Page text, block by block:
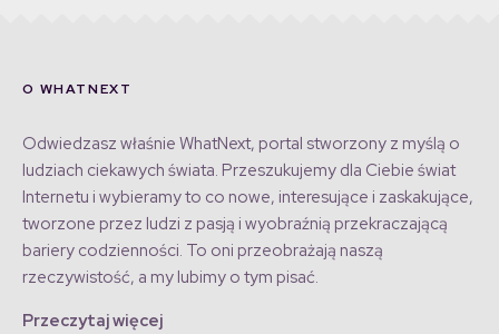
O WHATNEXT
Odwiedzasz właśnie WhatNext, portal stworzony z myślą o
ludziach ciekawych świata. Przeszukujemy dla Ciebie świat
Internetu i wybieramy to co nowe, interesujące i zaskakujące,
tworzone przez ludzi z pasją i wyobraźnią przekraczającą
bariery codzienności. To oni przeobrażają naszą
rzeczywistość, a my lubimy o tym pisać.
Przeczytaj więcej